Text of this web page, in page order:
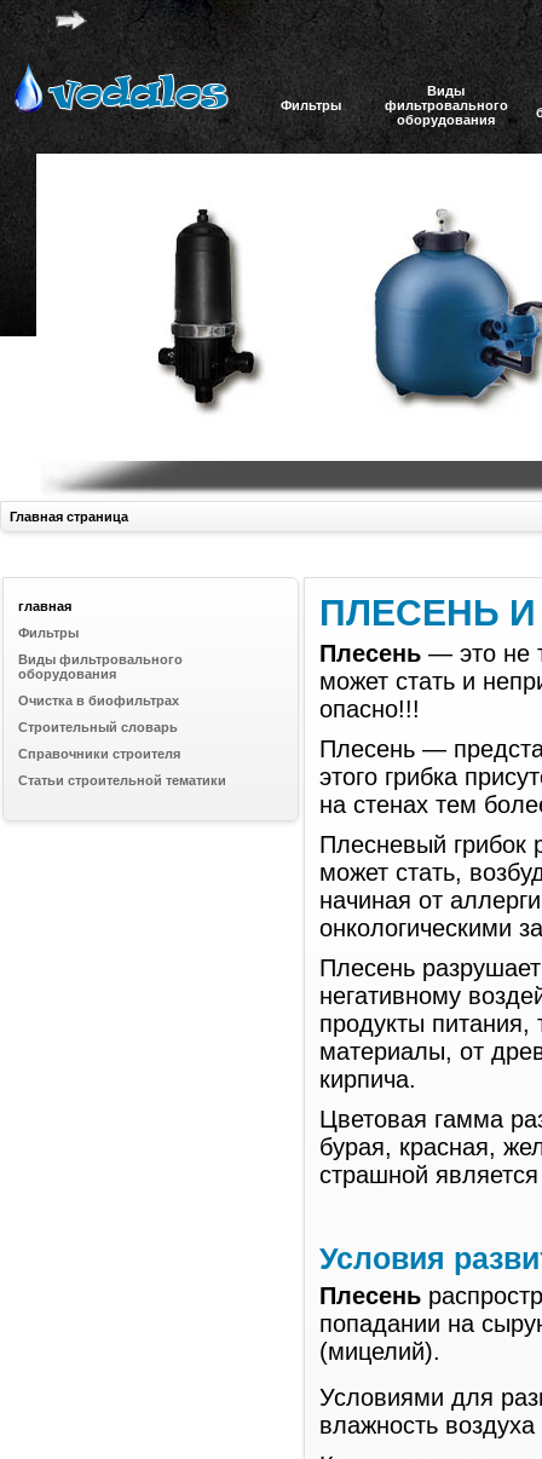
Фильтры
Виды
фильтровального
оборудования
Главная страница
ПЛЕСЕНЬ И
Плесень — это не
может стать и
опасно!!!
Плесень —
этого грибка
на стенах тем
Плесневый грибок
может стать,
начиная от
онкологическими
Плесень
негативному
продукты питания,
материалы, от
кирпича.
Цветовая гамма
бурая, красная,
страшной
Условия
Плесень
попадании на
(мицелий).
Условиями для
влажность
главная
Фильтры
Виды фильтровального
оборудования
Очистка в биофильтрах
Строительный словарь
Справочники строителя
Статьи строительной тематики